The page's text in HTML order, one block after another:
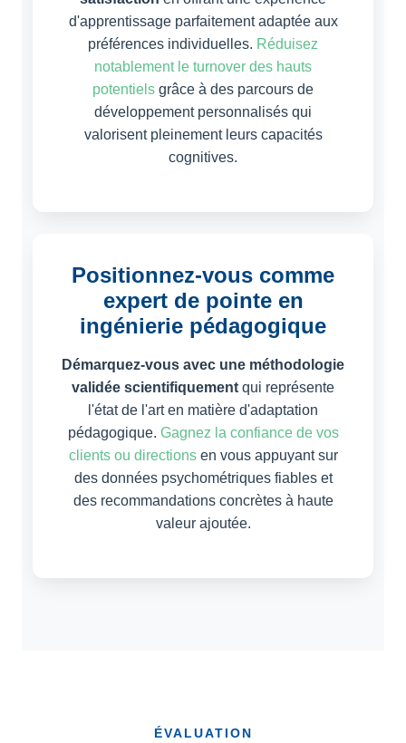
d'apprentissage parfaitement adaptée aux
préférences individuelles. Réduisez
notablement le turnover des hauts
potentiels grâce à des parcours de
développement personnalisés qui
valorisent pleinement leurs capacités
cognitives.
Positionnez-vous comme
expert de pointe en
ingénierie pédagogique
Démarquez-vous avec une méthodologie
validée scientifiquement qui représente
l'état de l'art en matière d'adaptation
pédagogique. Gagnez la confiance de vos
clients ou directionsen vous appuyant sur
des données psychométriques fiables et
des recommandations concrètes à haute
valeur ajoutée.
ÉVALUATION